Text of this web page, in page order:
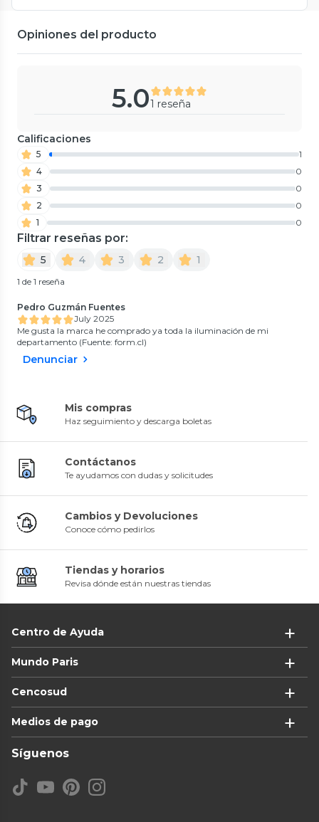
Opiniones del producto
5.01 reseña
Calificaciones
5
1
4
0
3
0
2
0
1
0
Filtrar reseñas por:
5 4 3 2 1
1 de 1 reseña
Pedro Guzmán Fuentes
July 2025
Me gusta la marca he comprado ya toda la iluminación de mi
departamento (Fuente: form.cl)
Denunciar
Mis compras
Haz seguimiento y descarga boletas
Contáctanos
Te ayudamos con dudas y solicitudes
Cambios y Devoluciones
Conoce cómo pedirlos
Tiendas y horarios
Revisa dónde están nuestras tiendas
Centro de Ayuda
Mundo Paris
Cencosud
Medios de pago
Síguenos